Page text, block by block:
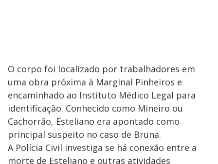
O corpo foi localizado por trabalhadores em
uma obra próxima à Marginal Pinheiros e
encaminhado ao Instituto Médico Legal para
identificação. Conhecido como Mineiro ou
Cachorrão, Esteliano era apontado como
principal suspeito no caso de Bruna.
A Polícia Civil investiga se há conexão entre a
morte de Esteliano e outras atividades